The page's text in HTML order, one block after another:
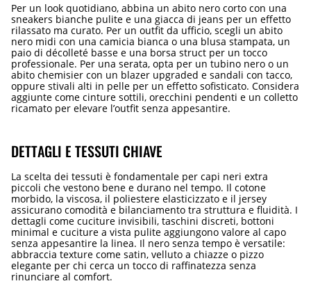
Per un look quotidiano, abbina un abito nero corto con una
sneakers bianche pulite e una giacca di jeans per un effetto
rilassato ma curato. Per un outfit da ufficio, scegli un abito
nero midi con una camicia bianca o una blusa stampata, un
paio di décolleté basse e una borsa struct per un tocco
professionale. Per una serata, opta per un tubino nero o un
abito chemisier con un blazer upgraded e sandali con tacco,
oppure stivali alti in pelle per un effetto sofisticato. Considera
aggiunte come cinture sottili, orecchini pendenti e un colletto
ricamato per elevare l’outfit senza appesantire.
DETTAGLI E TESSUTI CHIAVE
La scelta dei tessuti è fondamentale per capi neri extra
piccoli che vestono bene e durano nel tempo. Il cotone
morbido, la viscosa, il poliestere elasticizzato e il jersey
assicurano comodità e bilanciamento tra struttura e fluidità. I
dettagli come cuciture invisibili, taschini discreti, bottoni
minimal e cuciture a vista pulite aggiungono valore al capo
senza appesantire la linea. Il nero senza tempo è versatile:
abbraccia texture come satin, velluto a chiazze o pizzo
elegante per chi cerca un tocco di raffinatezza senza
rinunciare al comfort.